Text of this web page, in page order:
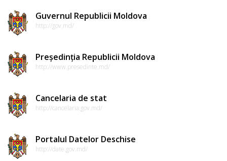
Guvernul Republicii Moldova
http://gov.md/
Președinția Republicii Moldova
http://www.presedinte.md/
Cancelaria de stat
http://cancelaria.gov.md/
Portalul Datelor Deschise
http://date.gov.md/